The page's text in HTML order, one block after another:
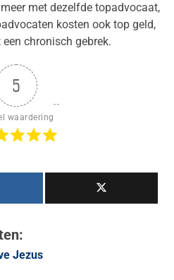
met dezelfde topadvocaat,
kosten ook top geld,
chronisch gebrek.
5
waardering
Jezus